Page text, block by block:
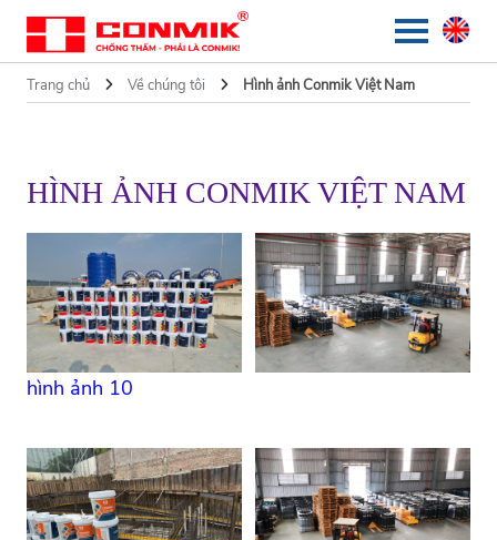
Trang chủ Về chúng tôi Hình ảnh Conmik Việt Nam
HÌNH ẢNH CONMIK VIỆT NAM
hình ảnh 10